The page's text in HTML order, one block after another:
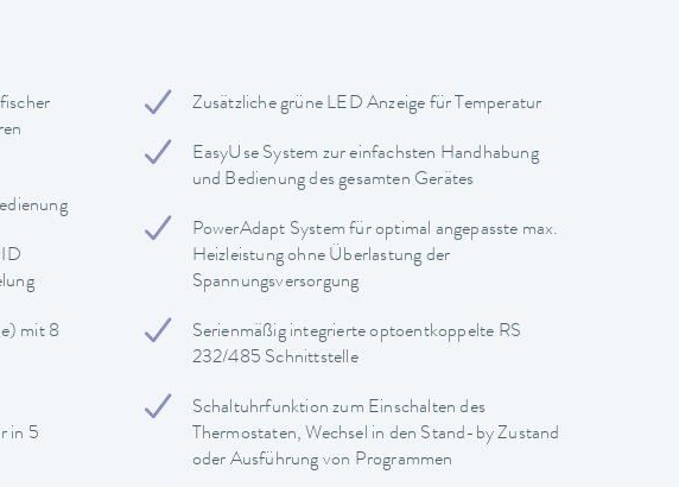
mit 8
in 5
Zusätzliche grüne LED Anzeige für Temperatur
EasyUse System zur einfachsten Handhabung
und Bedienung des gesamten Gerätes
PowerAdapt System für optimal angepasste max.
Heizleistung ohne Überlastung der
Spannungsversorgung
Serienmäßig integrierte optoentkoppelte RS
232/485 Schnittstelle
Schaltuhrfunktion zum Einschalten des
Thermostaten, Wechsel in den Stand-by Zustand
oder Ausführung von Programmen